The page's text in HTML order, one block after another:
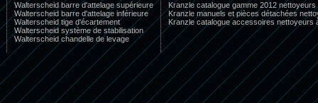
Walterscheid barre d'attelage supérieure
Walterscheid barre d'attelage inférieure
Walterscheid tige d'écartement
Walterscheid système de stabilisation
Walterscheid chandelle de levage
Kranzle catalogue gamme 2012
Kranzle manuels et pièces détachées
Kranzle catalogue accessoires nettoyeurs